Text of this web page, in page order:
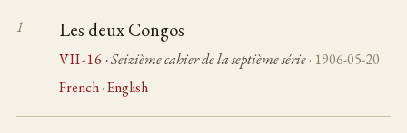
Les deux Congos
VII-16 · Seizième cahier de la septième série· 1906-05-20
French ·English